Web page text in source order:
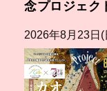
念プロジェク
2026年8月23